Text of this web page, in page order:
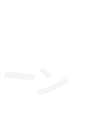
ン